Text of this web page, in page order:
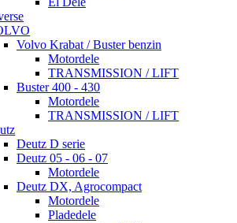
Volvo Krabat / Buster benzin
Motordele
TRANSMISSION / LIFT
Buster 400 - 430
Motordele
TRANSMISSION / LIFT
Deutz D serie
Deutz 05 - 06 - 07
Motordele
Deutz DX, Agrocompact
Motordele
Pladedele